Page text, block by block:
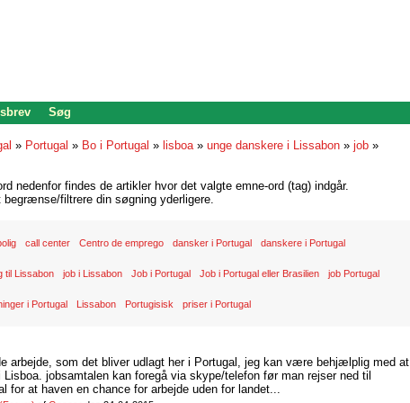
Søg
» Portugal » Bo i Portugal » lisboa» unge danskere i Lissabon » job »
nedenfor findes de artikler hvor det valgte emne-ord (tag) indgår.
filtrere din søgning yderligere.
call center Centro de emprego dansker i Portugal danskere i Portugal
til Lissabon job i Lissabon Job i Portugal Job i Portugal eller Brasilien job Portugal
i Portugal Lissabon Portugisisk priser i Portugal
arbejde, som det bliver udlagt her i Portugal, jeg kan være behjælplig med at
jobsamtalen kan foregå via skype/telefon før man rejser ned til
for at haven en chance for arbejde uden for landet...